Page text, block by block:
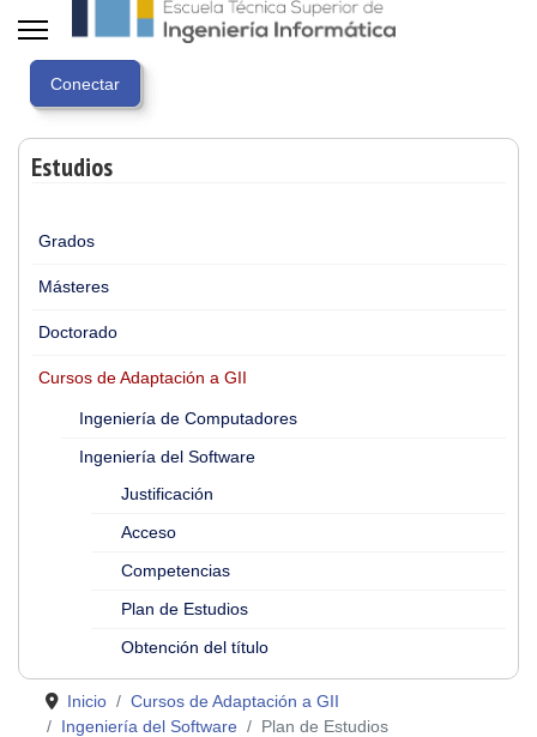
Estudios
Grados
Másteres
Doctorado
Cursos de Adaptación a GII
Ingeniería de Computadores
Ingeniería del Software
Justificación
Acceso
Competencias
Plan de Estudios
Obtención del título
Inicio
Cursos de Adaptación a GII
Ingeniería del Software
Plan de Estudios